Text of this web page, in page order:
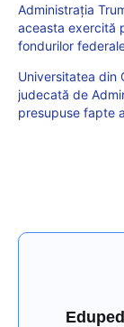
Administrația
aceasta exercită
fondurilor
Universitatea din
judecată de
presupuse fapte